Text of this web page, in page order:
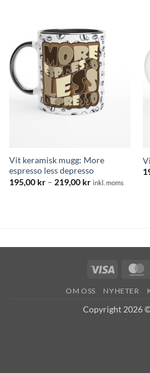
Vit keramisk mugg: More
espresso less depresso
195,00 kr – 219,00 krPrisintervall:
inkl. moms
Visa
OM OSS NYHETER
Copyright 2026